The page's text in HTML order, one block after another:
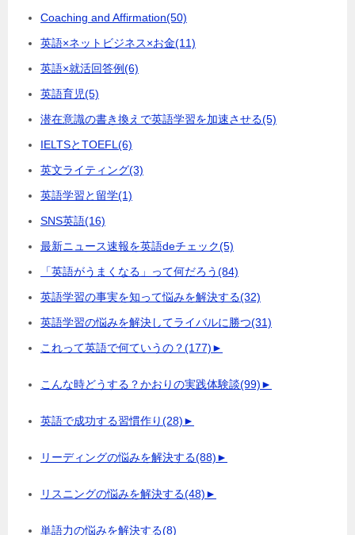
Coaching and Affirmation(50)
英語×ネットビジネス×お金(11)
英語×就活回答例(6)
英語育児(5)
潜在意識の書き換えで英語学習を加速させる(5)
IELTSとTOEFL (6)
英文ライティング(3)
英語学習と留学(1)
SNS英語(16)
最新ニュース速報を英語deチェック(5)
「英語がうまくなる」って何だろう(84)
英語学習の事実を知って悩みを解決する(32)
英語学習の悩みを解決してライバルに勝つ(31)
これって英語で何ていうの？(177)►
こんな時どうする？かおりの実践体験談(99)►
英語で成功する習慣作り(28)►
リーディングの悩みを解決する(88)►
リスニングの悩みを解決する(48)►
単語力の悩みを解決する(8)